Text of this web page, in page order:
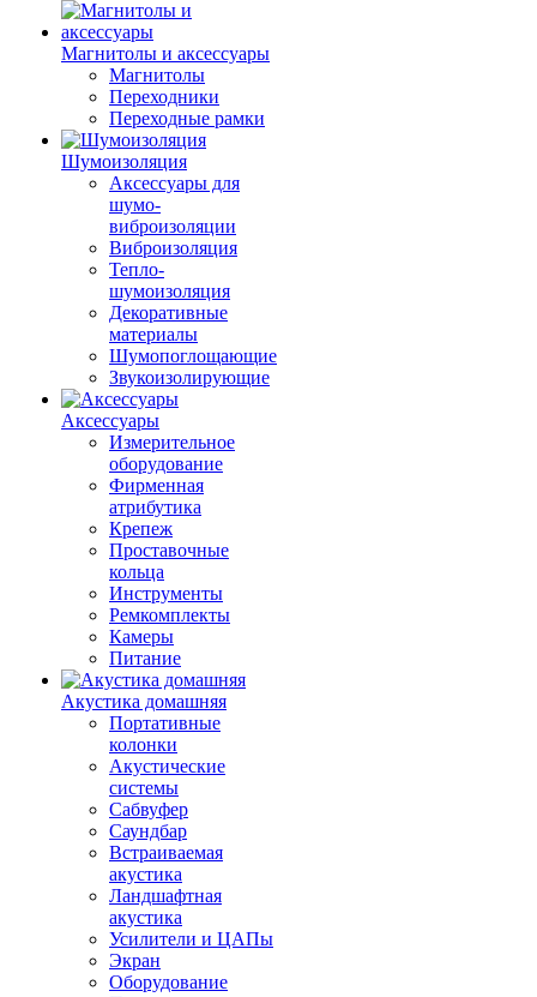
Магнитолы и аксессуары
Магнитолы
Переходники
Переходные рамки
Шумоизоляция
Аксессуары для
шумо-
виброизоляции
Виброизоляция
Тепло-
шумоизоляция
Декоративные
материалы
Шумопоглощающие
Звукоизолирующие
Аксессуары
Измерительное
оборудование
Фирменная
атрибутика
Крепеж
Проставочные
кольца
Инструменты
Ремкомплекты
Камеры
Питание
Акустика домашняя
Портативные
колонки
Акустические
системы
Сабвуфер
Саундбар
Встраиваемая
акустика
Ландшафтная
акустика
Усилители и ЦАПы
Экран
Оборудование